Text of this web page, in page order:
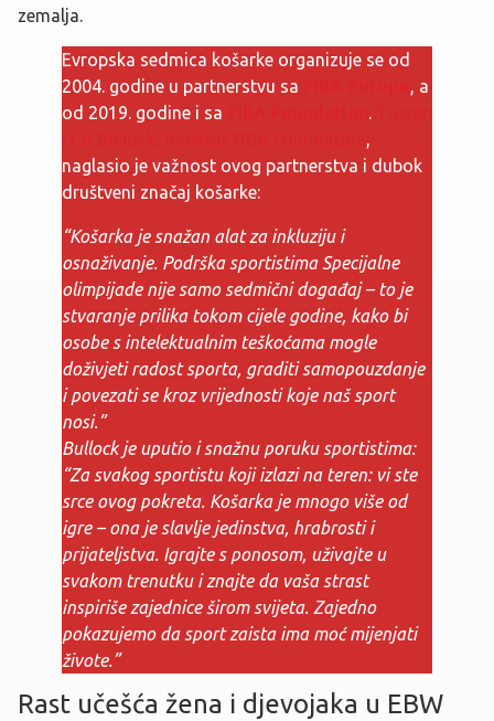
zemalja.
Evropska sedmica košarke organizuje se od
2004. godine u partnerstvu sa
, a
od 2019. godine i sa
.
,
naglasio je važnost ovog partnerstva i dubok
društveni značaj košarke:
“Košarka je snažan alat za inkluziju i
osnaživanje. Podrška sportistima Specijalne
olimpijade nije samo sedmični događaj – to je
stvaranje prilika tokom cijele godine, kako bi
osobe s intelektualnim teškoćama mogle
doživjeti radost sporta, graditi samopouzdanje
i povezati se kroz vrijednosti koje naš sport
nosi.”
Bullock je uputio i snažnu poruku sportistima:
“Za svakog sportistu koji izlazi na teren: vi ste
srce ovog pokreta. Košarka je mnogo više od
igre – ona je slavlje jedinstva, hrabrosti i
prijateljstva. Igrajte s ponosom, uživajte u
svakom trenutku i znajte da vaša strast
inspiriše zajednice širom svijeta. Zajedno
pokazujemo da sport zaista ima moć mijenjati
živote.”
Rast učešća žena i djevojaka u EBW